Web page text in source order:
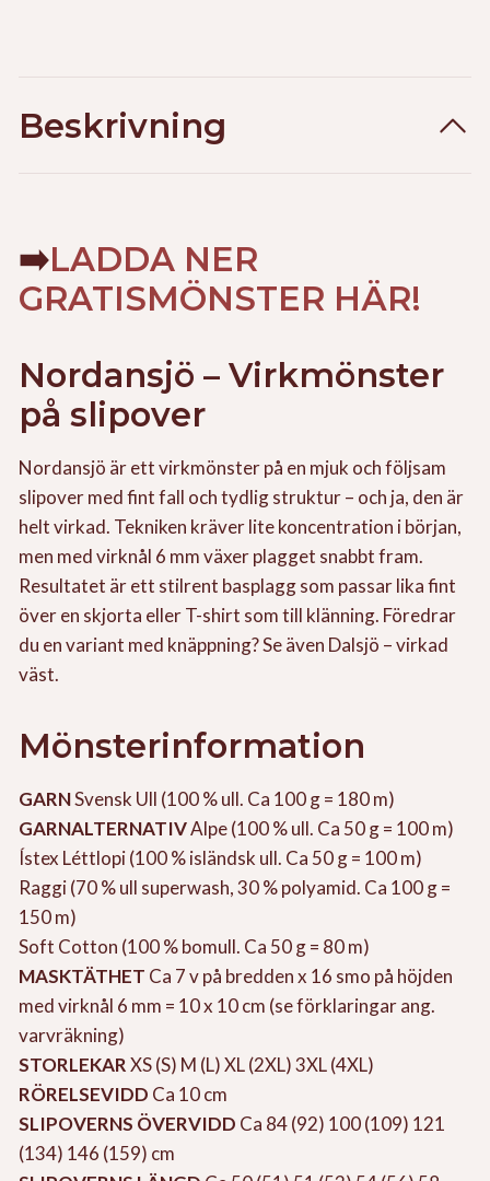
Beskrivning
➡️LADDA NER
GRATISMÖNSTER HÄR!
Nordansjö – Virkmönster
på slipover
Nordansjö är ett virkmönster på en mjuk och följsam
slipover med fint fall och tydlig struktur – och ja, den är
helt virkad. Tekniken kräver lite koncentration i början,
men med virknål 6 mm växer plagget snabbt fram.
Resultatet är ett stilrent basplagg som passar lika fint
över en skjorta eller T-shirt som till klänning. Föredrar
du en variant med knäppning? Se även Dalsjö – virkad
väst.
Mönsterinformation
GARNSvensk Ull (100 % ull. Ca 100 g = 180 m)
GARNALTERNATIVAlpe (100 % ull. Ca 50 g = 100 m)
Ístex Léttlopi (100 % isländsk ull. Ca 50 g = 100 m)
Raggi (70 % ull superwash, 30 % polyamid. Ca 100 g =
150 m)
Soft Cotton (100 % bomull. Ca 50 g = 80 m)
MASKTÄTHET Ca 7 v på bredden x 16 smo på höjden
med virknål 6 mm = 10 x 10 cm (se förklaringar ang.
varvräkning)
STORLEKARXS (S) M (L) XL (2XL) 3XL (4XL)
RÖRELSEVIDD Ca 10 cm
SLIPOVERNS ÖVERVIDD Ca 84 (92) 100 (109) 121
(134) 146 (159) cm